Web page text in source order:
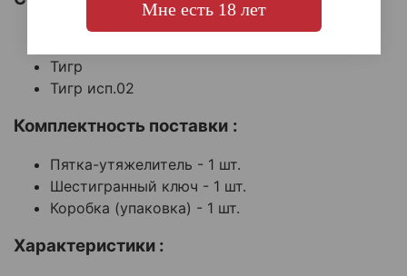
Тигр
Тигр исп.02
Комплектность поставки :
Пятка-утяжелитель - 1 шт.
Шестигранный ключ - 1 шт.
Коробка (упаковка) - 1 шт.
Характеристики :
Мне есть 18 лет